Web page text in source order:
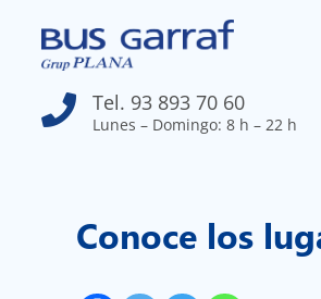
 Tel. 93 893 70 60
Lunes – Domingo: 8 h – 22 h
Conoce los